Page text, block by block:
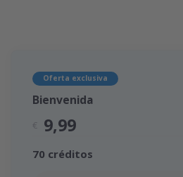
Oferta exclusiva
Bienvenida
€ 9,99
70 créditos